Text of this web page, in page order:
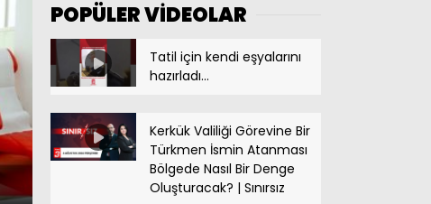
2025
Bölge Haberleri | 23 OCAK
POPÜLER VİDEOLAR
Tatil için kendi eşyalarını
hazırladı…
Kerkük Valiliği Görevine Bir
Türkmen İsmin Atanması
Bölgede Nasıl Bir Denge
Oluşturacak? | Sınırsız